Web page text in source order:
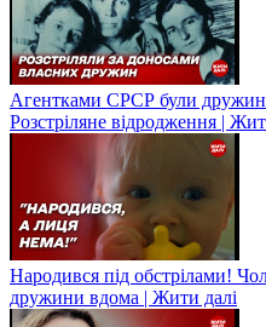
Агентками СРСР були
Розстріляне відродження |
Народився під обстрілами!
дружини вдома | Жити далі